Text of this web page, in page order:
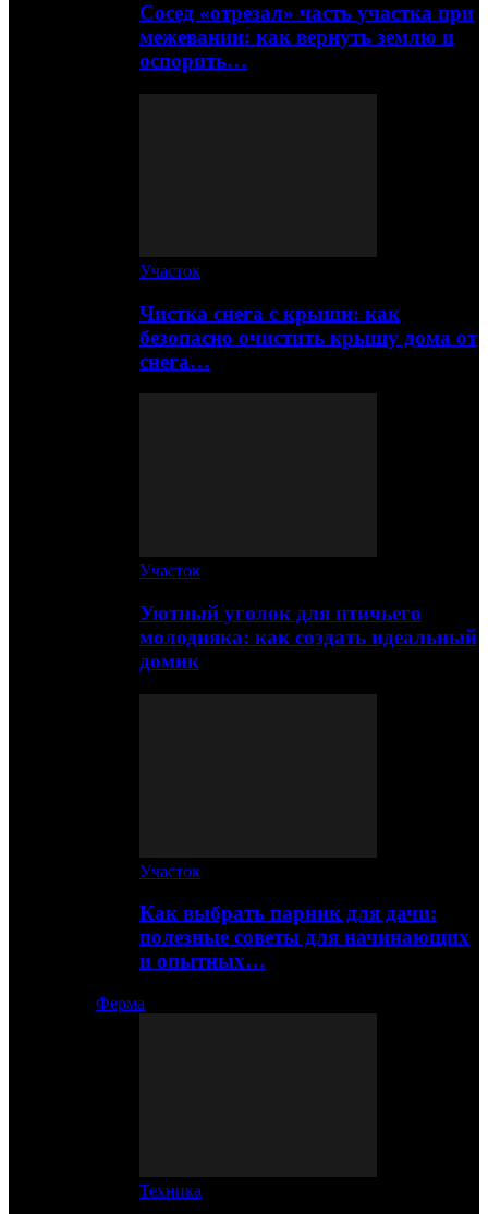
Сосед «отрезал» часть участка при
межевании: как вернуть землю и
оспорить…
Участок
Чистка снега с крыши: как
безопасно очистить крышу дома от
снега…
Участок
Уютный уголок для птичьего
молодняка: как создать идеальный
домик
Участок
Как выбрать парник для дачи:
полезные советы для начинающих
и опытных…
Ферма
Техника